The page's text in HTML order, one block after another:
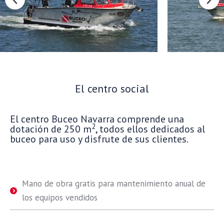
El centro social
El centro Buceo Navarra comprende una
dotación de 250 m2, todos ellos dedicados al
buceo para uso y disfrute de sus clientes.
Mano de obra gratis para mantenimiento anual de
los equipos vendidos